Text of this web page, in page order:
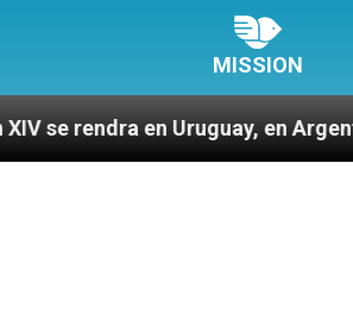
MISSION
en Argentine et au Pérou